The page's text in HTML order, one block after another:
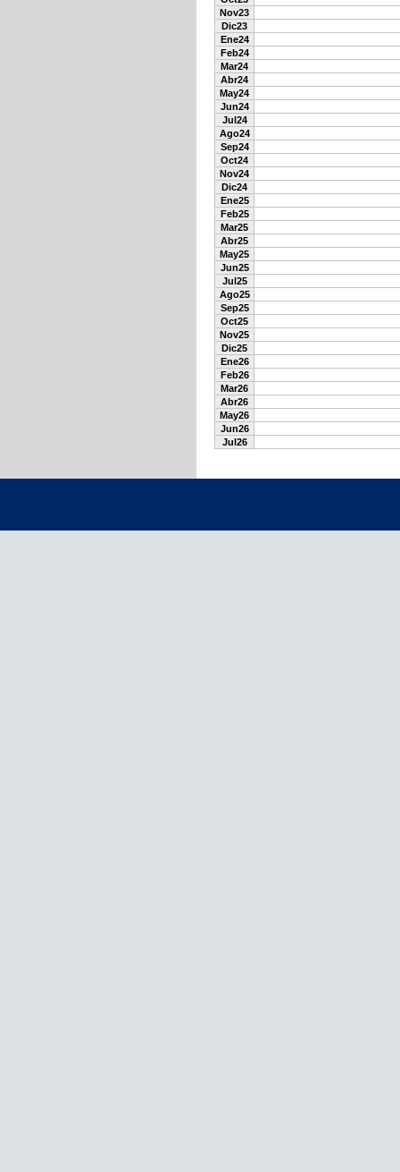
Nov23
Dic23
Ene24
Feb24
Mar24
Abr24
May24
Jun24
Jul24
Ago24
Sep24
Oct24
Nov24
Dic24
Ene25
Feb25
Mar25
Abr25
May25
Jun25
Jul25
Ago25
Sep25
Oct25
Nov25
Dic25
Ene26
Feb26
Mar26
Abr26
May26
Jun26
Jul26